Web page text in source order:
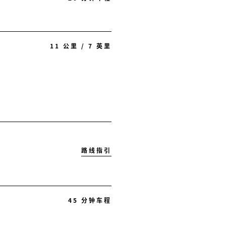
11 公里 / 7 英里
路线指引
45 分钟车程